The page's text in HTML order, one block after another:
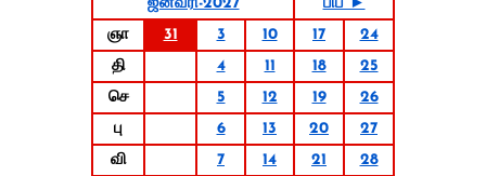
ஜனவரி-2027
பிப் ►
ஞா
31 3 10 17
24
தி
4 11 18
25
செ
5 12 19
26
பு
6 13 20
27
வி
7 14 21
28